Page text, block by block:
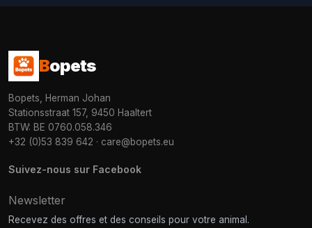
Bopets
Bopets, Herman Johan
Stationsstraat 157, 9450 Haaltert
BTW: BE 0760.058.346
+32 (0)53 839 642 · care@bopets.eu
Suivez-nous sur Facebook
Newsletter
Recevez des offres et des conseils pour votre animal.